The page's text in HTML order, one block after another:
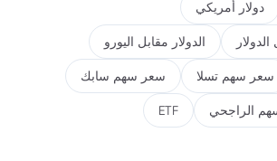
دولار أمريكي
الدولار مقابل اليورو
سعر سهم تسلا سعر سهم سابك
الراجحي ETF